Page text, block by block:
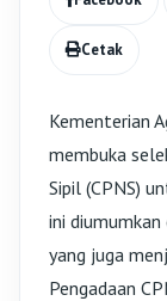
Cetak
Kementerian
membuka
Sipil (CPNS)
ini diumumkan
yang juga
Pengadaan